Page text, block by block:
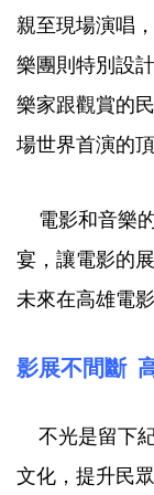
親至現場演唱
樂團則特別設
樂家跟觀賞的
場世界首演的頂
電影和音樂
宴，讓電影的
未來在高雄電
影展不間斷
不光是留下
文化，提升民